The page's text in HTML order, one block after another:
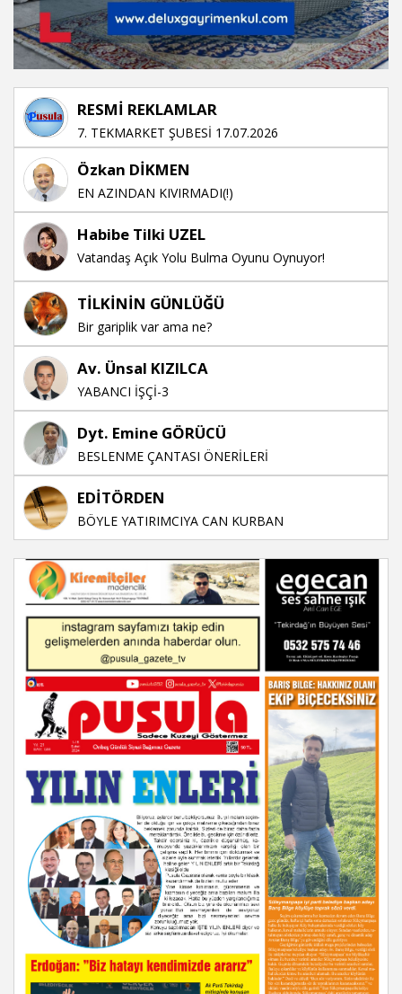
RESMİ REKLAMLAR
7. TEKMARKET ŞUBESİ 17.07.2026
Özkan DİKMEN
EN AZINDAN KIVIRMADI(!)
Habibe Tilki UZEL
Vatandaş Açık Yolu Bulma Oyunu Oynuyor!
TİLKİNİN GÜNLÜĞÜ
Bir gariplik var ama ne?
Av. Ünsal KIZILCA
YABANCI İŞÇİ-3
Dyt. Emine GÖRÜCÜ
BESLENME ÇANTASI ÖNERİLERİ
EDİTÖRDEN
BÖYLE YATIRIMCIYA CAN KURBAN